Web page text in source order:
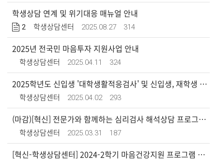
학생상담 연계 및 위기대응 매뉴얼 안내
2 학생상담센터 2025.08.27 314
2025년 전국민 마음투자 지원사업 안내
학생상담센터 2025.04.11 324
2025학년도 신입생 '대학생활적응검사' 및 신입생, 재학생 '실태조사' 실시 안내
학생상담센터 2025.04.02 293
(마감)[혁신] 전문가와 함께하는 심리검사 해석상담 프로그램 신청 안내
학생상담센터 2025.03.31 187
[혁신-학생상담센터] 2024-2학기 마음건강지원 프로그램 신청 안내